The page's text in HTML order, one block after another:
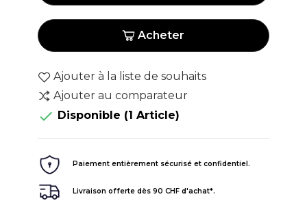
Acheter
Ajouter à la liste de souhaits
Ajouter au comparateur
 Disponible (1 Article)
Paiement entièrement sécurisé et confidentiel.
Livraison offerte dès 90 CHF d'achat*.